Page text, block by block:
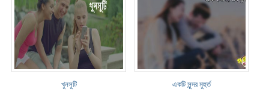
খুনসুটি একটি সুন্দর মুহুর্ত